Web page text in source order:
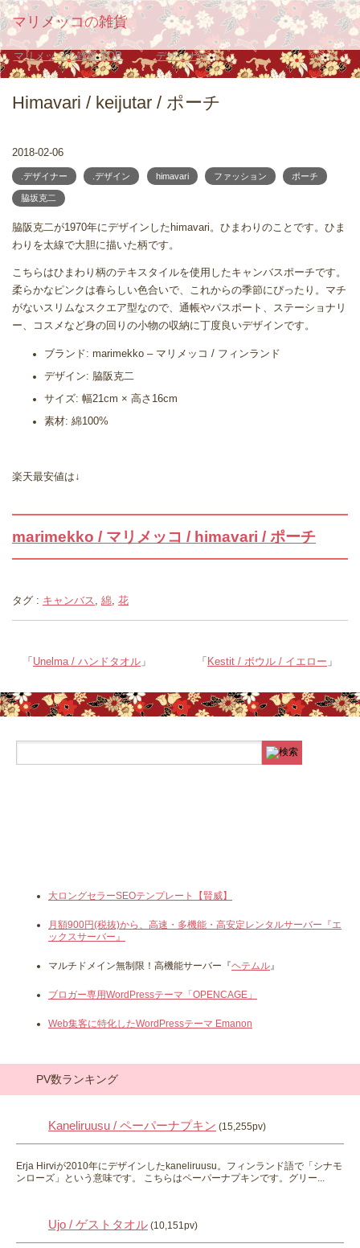
マリメッコの雑貨
マリメッコの雑貨TOP .デザイナー
Himavari / keijutar / ポーチ
2018-02-06
.デザイナー .デザイン himavari ファッション ポーチ
脇坂克二
脇阪克二が1970年にデザインしたhimavari。ひまわりのことです。ひま
わりを太線で大胆に描いた柄です。
こちらはひまわり柄のテキスタイルを使用したキャンバスポーチです。
柔らかなピンクは春らしい色合いで、これからの季節にぴったり。マチ
がないスリムなスクエア型なので、通帳やパスポート、ステーショナリ
ー、コスメなど身の回りの小物の収納に丁度良いデザインです。
ブランド: marimekko – マリメッコ / フィンランド
デザイン: 脇阪克二
サイズ: 幅21cm × 高さ16cm
素材: 綿100%
楽天最安値は↓
marimekko / マリメッコ / himavari / ポーチ
タグ : キャンバス, 綿, 花
「 Kestit / ボウル / イエロー 」
「 Unelma / ハンドタオル 」
大ロングセラーSEOテンプレート【賢威】
月額900円(税抜)から、高速・多機能・高安定レンタルサーバー『エ
ックスサーバー』
マルチドメイン無制限！高機能サーバー『ヘテムル』
ブロガー専用WordPressテーマ「OPENCAGE」
Web集客に特化したWordPressテーマ Emanon
PV数ランキング
Kaneliruusu / ペーパーナプキン (15,255pv)
Erja Hirviが2010年にデザインしたkaneliruusu。フィンランド語で「シナモ
ンローズ」という意味です。 こちらはペーパーナプキンです。グリー...
Ujo / ゲストタオル (10,151pv)